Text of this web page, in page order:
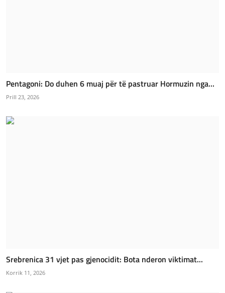
Pentagoni: Do duhen 6 muaj për të pastruar Hormuzin nga...
Prill 23, 2026
Srebrenica 31 vjet pas gjenocidit: Bota nderon viktimat...
Korrik 11, 2026